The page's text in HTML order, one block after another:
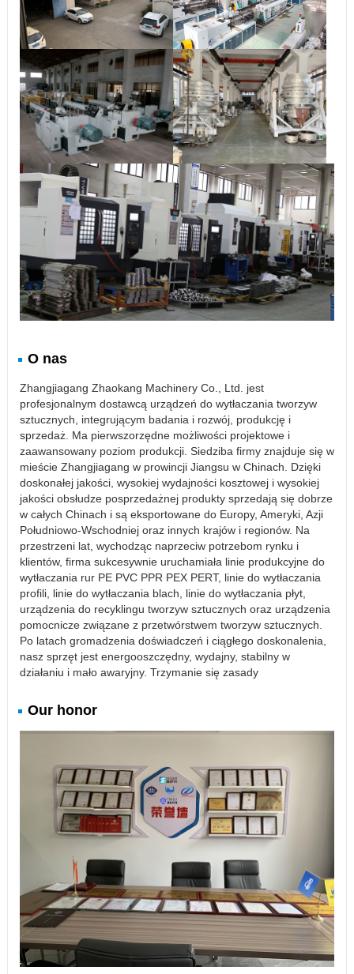
O nas
Zhangjiagang Zhaokang Machinery Co., Ltd. jest
profesjonalnym dostawcą urządzeń do wytłaczania tworzyw
sztucznych, integrującym badania i rozwój, produkcję i
sprzedaż. Ma pierwszorzędne możliwości projektowe i
zaawansowany poziom produkcji. Siedziba firmy znajduje się w
mieście Zhangjiagang w prowincji Jiangsu w Chinach. Dzięki
doskonałej jakości, wysokiej wydajności kosztowej i wysokiej
jakości obsłudze posprzedażnej produkty sprzedają się dobrze
w całych Chinach i są eksportowane do Europy, Ameryki, Azji
Południowo-Wschodniej oraz innych krajów i regionów. Na
przestrzeni lat, wychodząc naprzeciw potrzebom rynku i
klientów, firma sukcesywnie uruchamiała linie produkcyjne do
wytłaczania rur PE PVC PPR PEX PERT, linie do wytłaczania
profili, linie do wytłaczania blach, linie do wytłaczania płyt,
urządzenia do recyklingu tworzyw sztucznych oraz urządzenia
pomocnicze związane z przetwórstwem tworzyw sztucznych.
Po latach gromadzenia doświadczeń i ciągłego doskonalenia,
nasz sprzęt jest energooszczędny, wydajny, stabilny w
działaniu i mało awaryjny. Trzymanie się zasady
Our honor